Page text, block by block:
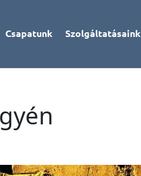
Csapatunk Szolgáltatásaink